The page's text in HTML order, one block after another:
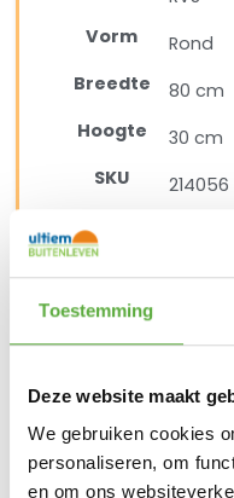
Toestemming
Deze website maakt
We gebruiken cookies
personaliseren, om
en om ons
Vorm
Rond
Breedte
80 cm
Hoogte
30 cm
SKU
214056
PRODUCTEN
4 Seasons